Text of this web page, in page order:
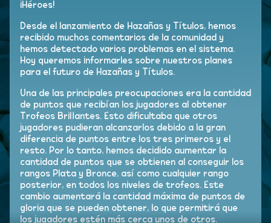
¡Héroes!
Desde el lanzamiento de Hazañas y Títulos, hemos
recibido muchos comentarios de la comunidad y
hemos detectado varios problemas en el sistema.
Hoy queremos informarles sobre nuestros planes
para el futuro de Hazañas y Títulos.
Una de las principales preocupaciones era la cantidad
de puntos que recibían los jugadores al obtener
Trofeos Brillantes. Esto dificultaba que otros
jugadores pudieran alcanzarlos debido a la gran
diferencia de puntos entre los tres primeros y el
resto. Por lo tanto, hemos decidido aumentar la
cantidad de puntos que se obtienen al conseguir los
rangos Plata y Bronce, así como cualquier rango
posterior, en todos los niveles de trofeos. Este
cambio aumentará la cantidad máxima de puntos de
gloria que se pueden obtener, lo que permitirá que
los jugadores estén más cerca unos de otros.